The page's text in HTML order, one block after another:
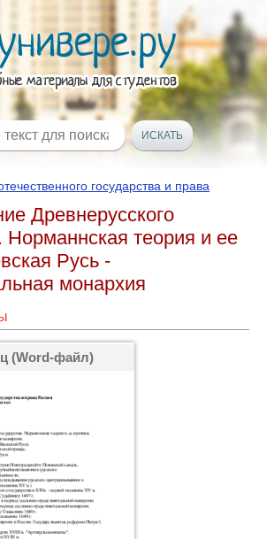
государства и права
Древнерусского
Норманнская теория и ее
Русь -
монархия
(Word-файл)